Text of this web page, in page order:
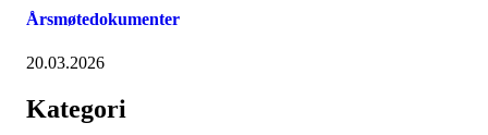
Årsmøtedokumenter
20.03.2026
Kategori